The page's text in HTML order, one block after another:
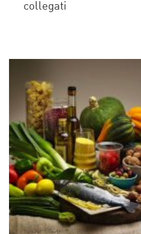
collegati